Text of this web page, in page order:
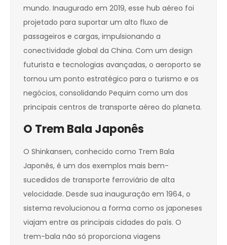
mundo. Inaugurado em 2019, esse hub aéreo foi
projetado para suportar um alto fluxo de
passageiros e cargas, impulsionando a
conectividade global da China. Com um design
futurista e tecnologias avançadas, o aeroporto se
tornou um ponto estratégico para o turismo e os
negócios, consolidando Pequim como um dos
principais centros de transporte aéreo do planeta.
O Trem Bala Japonês
O Shinkansen, conhecido como Trem Bala
Japonês, é um dos exemplos mais bem-
sucedidos de transporte ferroviário de alta
velocidade. Desde sua inauguração em 1964, o
sistema revolucionou a forma como os japoneses
viajam entre as principais cidades do país. O
trem-bala não só proporciona viagens